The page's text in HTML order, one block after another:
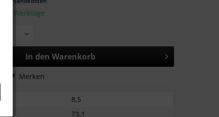
3 Werktage
In den Warenkorb
Merken
8,5
73,1